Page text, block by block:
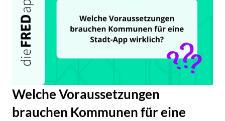
Welche Voraussetzungen
brauchen Kommunen für eine